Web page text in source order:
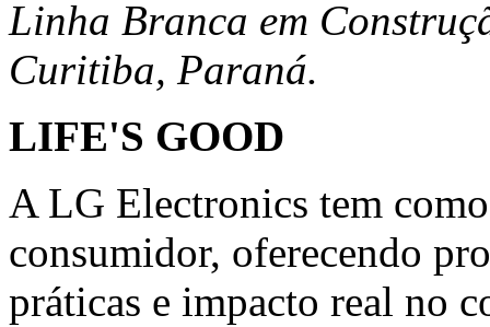
Linha Branca em
Curitiba, Paraná.
LIFE'S GOOD
A LG Electronics tem
consumidor, oferecendo
práticas e impacto real no